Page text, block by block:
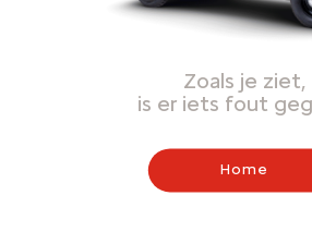
Zoals je ziet,
is er iets fout
Home